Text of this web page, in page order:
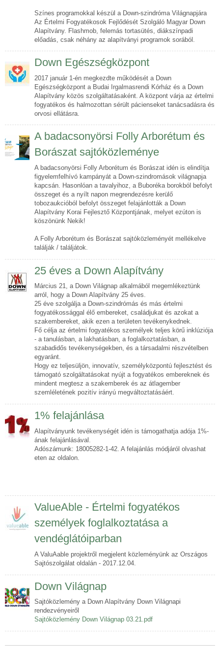
Színes programokkal készül a Down-szindróma Világnapjára
Az Értelmi Fogyatékosok Fejlődését Szolgáló Magyar Down
Alapítvány. Flashmob, felemás tortasütés, diákszínpadi
előadás, csak néhány az alapítványi programok sorából.
Down Egészségközpont
2017 január 1-én megkezdte működését a Down
Egészségközpont a Budai Irgalmasrendi Kórház és a Down
Alapítvány közös szolgáltatásaként. A központ várja az értelmi
fogyatékos és halmozottan sérült pácienseket tanácsadásra és
orvosi ellátásra.
A badacsonyörsi Folly Arborétum és
Borászat sajtóközleménye
A badacsonyörsi Folly Arborétum és Borászat idén is elindítja
figyelemfelhívó kampányát a Down-szindromások világnapja
kapcsán. Hasonlóan a tavalyihoz, a Buboréka borokból befolyt
összeget és a nyílt napon megrendezésre kerülő
tobozaukcióból befolyt összeget felajánlották a Down
Alapítvány Korai Fejlesztő Központjának, melyet ezúton is
köszönünk Nekik!
A Folly Arborétum és Borászat sajtóközleményét mellékelve
találják / találjátok.
25 éves a Down Alapítvány
Március 21, a Down Világnap alkalmából megemlékeztünk
arról, hogy a Down Alapítvány 25 éves.
25 éve szolgálja a Down-szindrómás és más értelmi
fogyatékossággal élő embereket, családjukat és azokat a
szakembereket, akik ezen a területen tevékenykednek.
Fő célja az értelmi fogyatékos személyek teljes körű inklúziója
- a tanulásban, a lakhatásban, a foglalkoztatásban, a
szabadidős tevékenységekben, és a társadalmi részvételben
egyaránt.
Hogy ez teljesüljön, innovatív, személyközpontú fejlesztést és
támogató szolgáltatásokat nyújt a fogyatékos embereknek és
mindent megtesz a szakemberek és az átlagember
szemléletének pozitív irányú megváltoztatásáért.
1% felajánlása
Alapítványunk tevékenységét idén is támogathatja adója 1%-
ának felajánlásával.
Adószámunk: 18005282-1-42. A felajánlás módjáról olvashat
eten az oldalon.
ValueAble - Értelmi fogyatékos
személyek foglalkoztatása a
vendéglátóiparban
A ValuAable projektről megjelent közleményünk az Országos
Sajtószolgálat oldalán - 2017.12.04.
Down Világnap
Sajtóközlemény a Down Alapítvány Down Világnapi
rendezvényeiről
Sajtóközlemény Down Világnap 03.21.pdf